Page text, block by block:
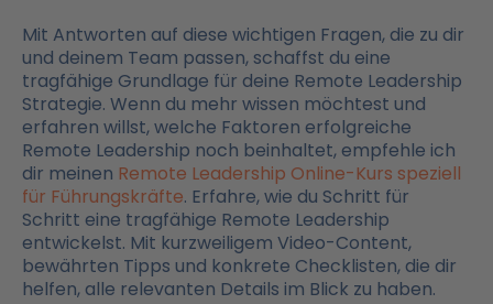
Mit Antworten auf diese wichtigen Fragen, die zu dir
und deinem Team passen, schaffst du eine
tragfähige Grundlage für deine Remote Leadership
Strategie. Wenn du mehr wissen möchtest und
erfahren willst, welche Faktoren erfolgreiche
Remote Leadership noch beinhaltet, empfehle ich
dir meinen Remote Leadership Online-Kurs speziell
für Führungskräfte. Erfahre, wie du Schritt für
Schritt eine tragfähige Remote Leadership
entwickelst. Mit kurzweiligem Video-Content,
bewährten Tipps und konkrete Checklisten, die dir
helfen, alle relevanten Details im Blick zu haben.